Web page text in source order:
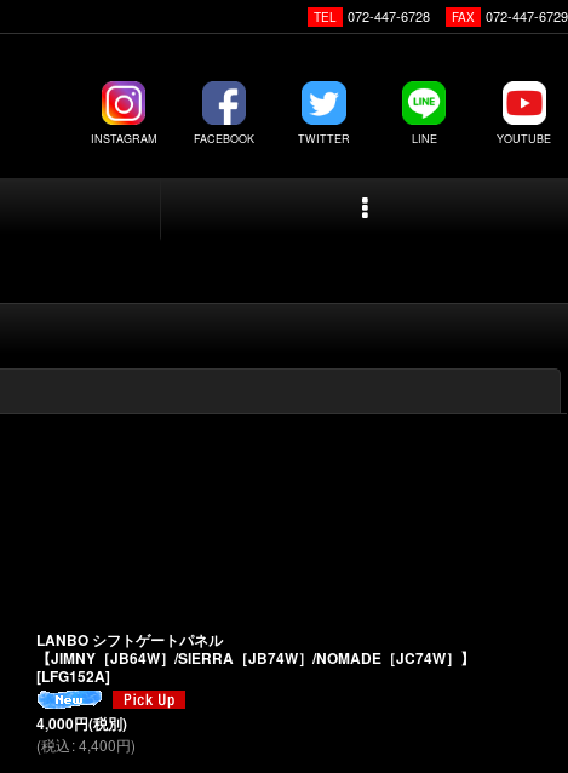
TEL 072-447-6728 FAX 072-447-6729
INSTAGRAM FACEBOOK TWITTER LINE YOUTUBE
LANBO シフトゲートパネル
【JIMNY［JB64W］/SIERRA［JB74W］/NOMADE［JC74W］】
[LFG152A]
4,000円(税別)
(税込:4,400円)